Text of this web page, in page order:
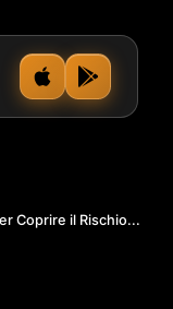
Coprire il Rischio...